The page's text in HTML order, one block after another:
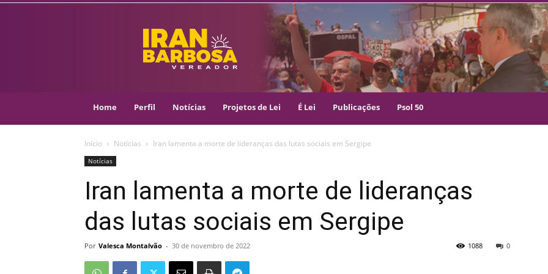
IRAN
BARBOSA
–
VEREADOR
–
Home Perfil Notícias Projetos de Lei É Lei Publicações Psol 50
Início Notícias Iran lamenta a morte de lideranças das lutas sociais em Sergipe
Notícias
Iran lamenta a morte de lideranças
das lutas sociais em Sergipe
Por Valesca Montalvão - 30 de novembro de 2022 0
1088